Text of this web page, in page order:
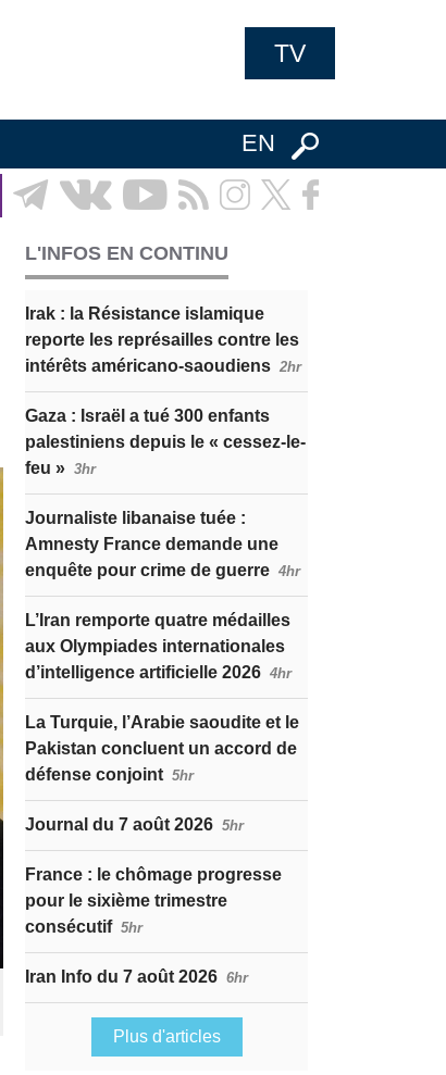
TV
EN
L'INFOS EN CONTINU
Irak : la Résistance islamique
reporte les représailles contre les
intérêts américano-saoudiens 2hr
Gaza : Israël a tué 300 enfants
palestiniens depuis le « cessez-le-
feu » 3hr
Journaliste libanaise tuée :
Amnesty France demande une
enquête pour crime de guerre 4hr
L’Iran remporte quatre médailles
aux Olympiades internationales
d’intelligence artificielle 2026 4hr
La Turquie, l’Arabie saoudite et le
Pakistan concluent un accord de
défense conjoint 5hr
Journal du 7 août 2026 5hr
France : le chômage progresse
pour le sixième trimestre
consécutif 5hr
Iran Info du 7 août 2026 6hr
Plus d'articles